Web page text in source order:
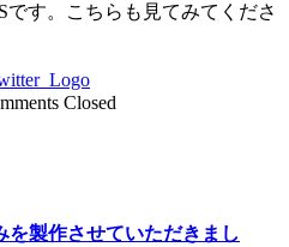
す。こちらも見てみてくださ
Closed
を製作させていただきまし